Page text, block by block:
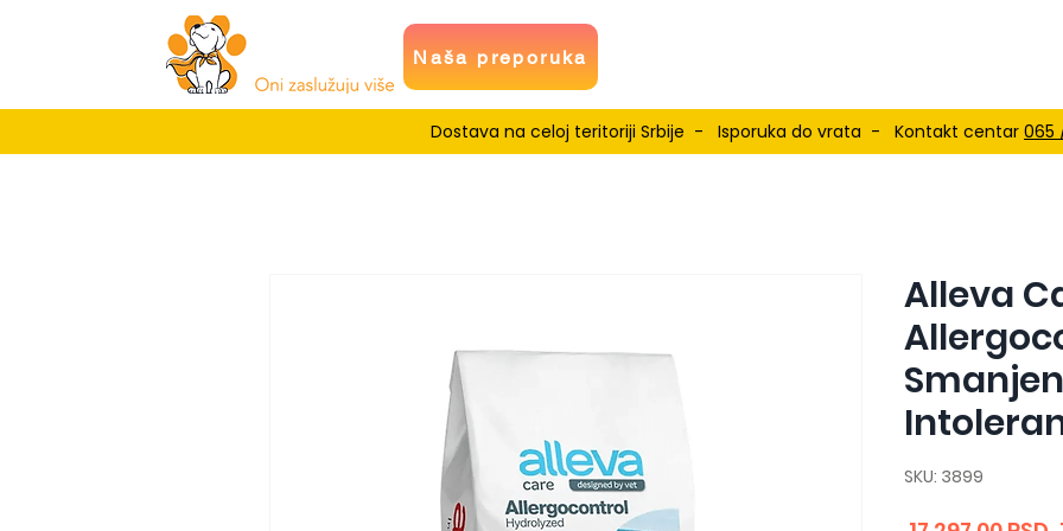
Naša preporuka
Dostava na celoj teritoriji Srbije - Isporuka do vrata - Kontakt centar 065
Alleva
SKU: 3899